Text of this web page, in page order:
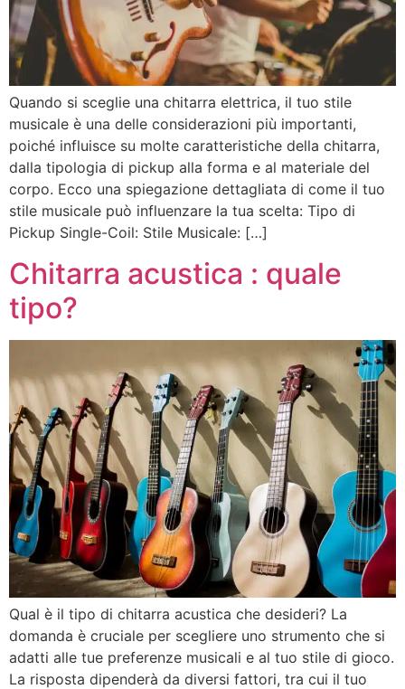
Quando si sceglie una chitarra elettrica, il tuo stile
musicale è una delle considerazioni più importanti,
poiché influisce su molte caratteristiche della chitarra,
dalla tipologia di pickup alla forma e al materiale del
corpo. Ecco una spiegazione dettagliata di come il tuo
stile musicale può influenzare la tua scelta: Tipo di
Pickup Single-Coil: Stile Musicale: […]
Chitarra acustica : quale
tipo?
Qual è il tipo di chitarra acustica che desideri? La
domanda è cruciale per scegliere uno strumento che si
adatti alle tue preferenze musicali e al tuo stile di gioco.
La risposta dipenderà da diversi fattori, tra cui il tuo